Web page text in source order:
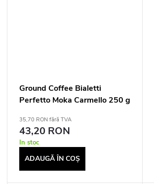
Ground Coffee Bialetti
Perfetto Moka Carmello 250 g
35,70 RON fără TVA
43,20 RON
In stoc
ADAUGĂ ÎN COŞ